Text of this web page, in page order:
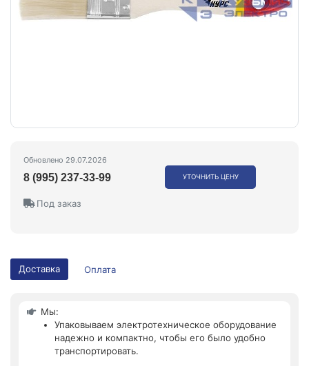
Обновлено 29.07.2026
8 (995) 237-33-99 УТОЧНИТЬ ЦЕНУ
Под заказ
Доставка Оплата
Мы:
Упаковываем электротехническое оборудование
надежно и компактно, чтобы его было удобно
транспортировать.